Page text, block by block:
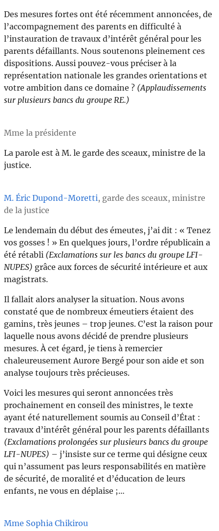
Des mesures fortes ont été récemment annoncées, de
l’accompagnement des parents en difficulté à
l’instauration de travaux d’intérêt général pour les
parents défaillants. Nous soutenons pleinement ces
dispositions. Aussi pouvez-vous préciser à la
représentation nationale les grandes orientations et
votre ambition dans ce domaine ? (Applaudissements
sur plusieurs bancs du groupe RE.)
Mme la présidente
La parole est à M. le garde des sceaux, ministre de la
justice.
M. Éric Dupond-Moretti, garde des sceaux, ministre
de la justice
Le lendemain du début des émeutes, j’ai dit : « Tenez
vos gosses ! » En quelques jours, l’ordre républicain a
été rétabli (Exclamations sur les bancs du groupe LFI-
NUPES) grâce aux forces de sécurité intérieure et aux
magistrats.
Il fallait alors analyser la situation. Nous avons
constaté que de nombreux émeutiers étaient des
gamins, très jeunes – trop jeunes. C’est la raison pour
laquelle nous avons décidé de prendre plusieurs
mesures. À cet égard, je tiens à remercier
chaleureusement Aurore Bergé pour son aide et son
analyse toujours très précieuses.
Voici les mesures qui seront annoncées très
prochainement en conseil des ministres, le texte
ayant été naturellement soumis au Conseil d’État :
travaux d’intérêt général pour les parents défaillants
(Exclamations prolongées sur plusieurs bancs du groupe
LFI-NUPES) – j’insiste sur ce terme qui désigne ceux
qui n’assument pas leurs responsabilités en matière
de sécurité, de moralité et d’éducation de leurs
enfants, ne vous en déplaise ;…
Mme Sophia Chikirou